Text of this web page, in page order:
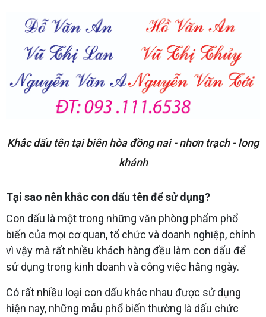
Khắc dấu tên tại biên hòa đồng nai - nhơn trạch - long
khánh
Tại sao nên khắc con dấu tên để sử dụng?
Con dấu là một trong những văn phòng phẩm phổ
biến của mọi cơ quan, tổ chức và doanh nghiệp, chính
vì vậy mà rất nhiều khách hàng đều làm con dấu để
sử dụng trong kinh doanh và công việc hằng ngày.
Có rất nhiều loại con dấu khác nhau được sử dụng
hiện nay, những mẫu phổ biến thường là dấu chức